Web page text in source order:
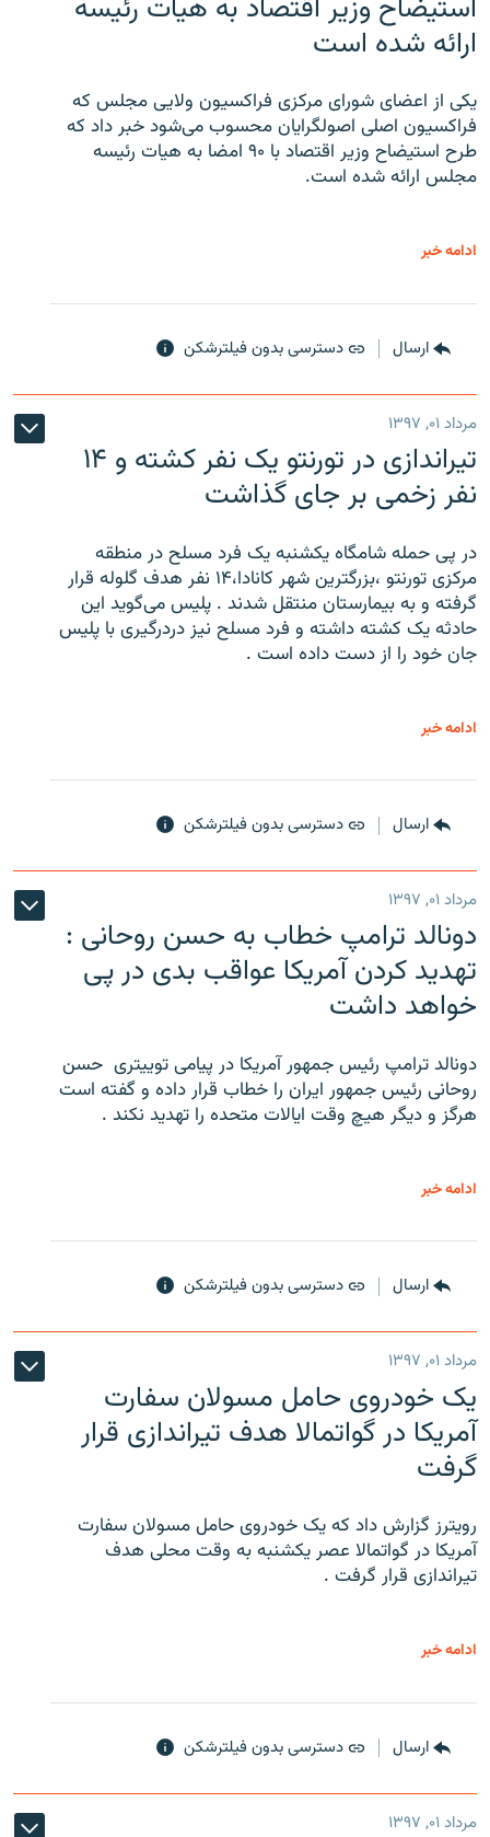
استیضاح وزیر اقتصاد به هیات رئیسه
ارائه شده است
یکی از اعضای شورای مرکزی فراکسیون ولایی مجلس که
فراکسیون اصلی اصولگرایان محسوب می‌شود خبر داد که
طرح استیضاح وزیر اقتصاد با ۹۰ امضا به هیات رئیسه
مجلس ارائه شده است.
ادامه خبر
ارسال دسترسی بدون فیلترشکن
مرداد ۰۱, ۱۳۹۷
تیراندازی در تورنتو یک نفر کشته و ۱۴
نفر زخمی بر جای گذاشت
در پی حمله شامگاه یکشنبه یک فرد مسلح در منطقه
مرکزی تورنتو ،‌بزرگترین شهر کانادا،۱۴ نفر هدف گلوله قرار
گرفته و به بیمارستان منتقل شدند . پلیس می‌گوید این
حادثه یک کشته داشته و فرد مسلح نیز دردرگیری با پلیس
جان خود را از دست داده است .
ادامه خبر
ارسال دسترسی بدون فیلترشکن
مرداد ۰۱, ۱۳۹۷
دونالد ترامپ خطاب به حسن روحانی :
تهدید کردن آمریکا عواقب بدی در پی
خواهد داشت
دونالد ترامپ رئیس جمهور آمریکا در پیامی توییتری ‌ حسن
روحانی رئیس جمهور ایران را خطاب قرار داده و گفته است
هرگز و دیگر هیچ وقت ایالات متحده را تهدید نکند .
ادامه خبر
ارسال دسترسی بدون فیلترشکن
مرداد ۰۱, ۱۳۹۷
یک خودروی حامل مسولان سفارت
آمریکا در گواتمالا هدف تیراندازی قرار
گرفت
رویترز گزارش داد که یک خودروی حامل مسولان سفارت
آمریکا در گواتمالا عصر یکشنبه به وقت محلی هدف
تیراندازی قرار گرفت .
ادامه خبر
ارسال دسترسی بدون فیلترشکن
مرداد ۰۱, ۱۳۹۷